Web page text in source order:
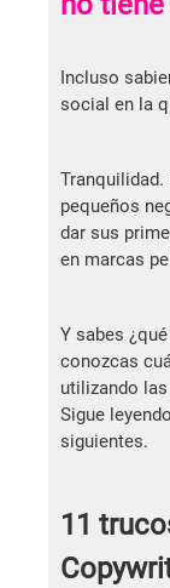
Incluso
social en la
pequeños
dar sus
en marcas
Y sabes
conozcas
utilizando
Sigue
siguientes.
11